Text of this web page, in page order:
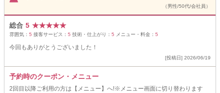
（男性/50代/会社員）
総合 5 ★★★★★
雰囲気： 5 接客サービス： 5 技術・仕上がり： 5 メニュー・料金： 5
今回もありがとうございました！
[投稿日] 2026/06/19
予約時のクーポン・メニュー
2回目以降ご利用の方は【メニュー】へ!※メニュー画面に切り替わります